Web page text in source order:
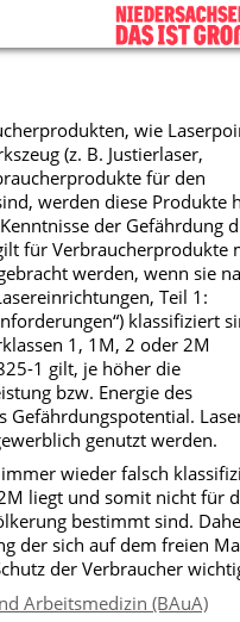
wie
(z. B. Justierlaser,
für den
werden diese Produkte
der Gefährdung
für Verbraucherprodukte
werden, wenn sie
Teil 1:
klassifiziert
1, 1M, 2 oder 2M
1 gilt, je höher die
bzw. Energie des
Gefährdungspotential.
genutzt werden.
wieder falsch
liegt und somit nicht für
bestimmt sind.
der sich auf dem freien
der Verbraucher
Arbeitsmedizin (BAuA)